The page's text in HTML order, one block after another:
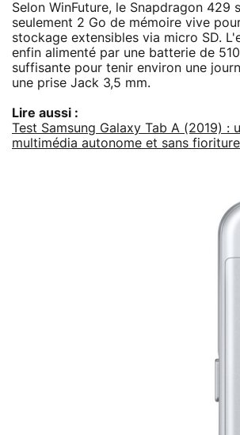
Selon WinFuture, le Snapdragon 429
seulement 2 Go de mémoire vive
stockage extensibles via micro SD.
enfin alimenté par une batterie de
suffisante pour tenir environ une
une prise Jack 3,5 mm.
Lire aussi :
Test Samsung Galaxy Tab A (2019) :
multimédia autonome et sans fioriture